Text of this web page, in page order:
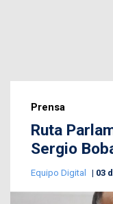
Prensa
Ruta
Sergio
Equipo Digital 03